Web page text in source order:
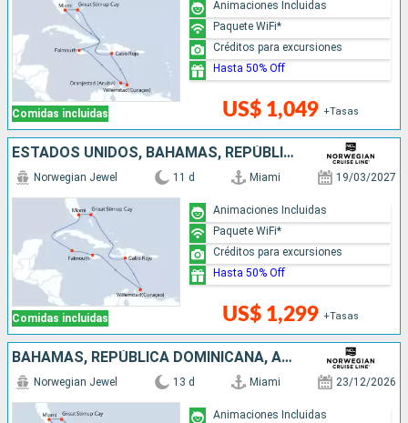
Comidas incluidas US$ 1,049 +Tasas
Animaciones Incluidas
Paquete WiFi*
Créditos para excursiones
Hasta 50% Off
ESTADOS UNIDOS, BAHAMAS, REPÚBLICA DOMINICANA, JAMAICA, ISLAS CAIMÁN
Comidas incluidas
Norwegian Jewel 11 d Miami 19/03/2027
US$ 1,299 +Tasas
Animaciones Incluidas
Paquete WiFi*
Créditos para excursiones
Hasta 50% Off
BAHAMAS, REPÚBLICA DOMINICANA, ARUBA, SAN MARTÍN, ESTADOS UNIDOS
Norwegian Jewel 13 d Miami 23/12/2026
Animaciones Incluidas